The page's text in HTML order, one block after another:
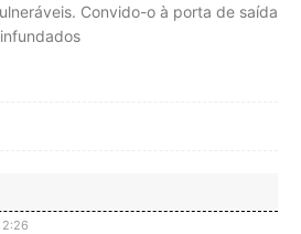
Convido-o à porta de saída
2:26